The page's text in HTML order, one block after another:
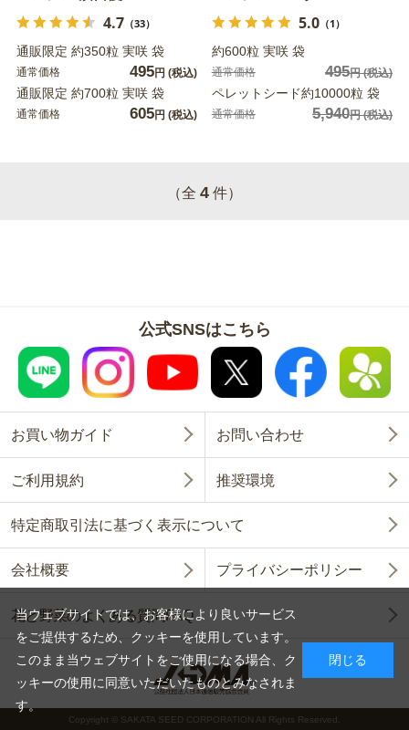
4.7（33）
通販限定 約350粒 実咲 袋
通常価格 495円 (税込)
通販限定 約700粒 実咲 袋
通常価格 605円 (税込)
5.0（1）
約600粒 実咲 袋
通常価格 495円(税込)
ペレットシード約10000粒 袋
通常価格 5,940円(税込)
（全 4 件）
公式SNSはこちら
お買い物ガイド お問い合わせ
ご利用規約 推奨環境
特定商取引法に基づく表示について
会社概要 プライバシーポリシー
花と野菜のよくある質問FAQ
Copyright © SAKATA SEED CORPORATION All Rights Reserved.
当ウェブサイトでは、お客様により良いサービス
をご提供するため、クッキーを使用しています。
このまま当ウェブサイトをご使用になる場合、ク
ッキーの使用に同意いただいたものとみなされま
す。
閉じる